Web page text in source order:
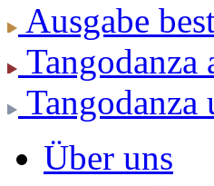
Ausgabe
Tangodanza
Tangodanza
Über uns